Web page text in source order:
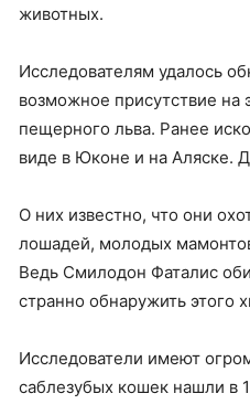
животных.
Исследователям удалось
возможное присутствие на
пещерного льва. Ранее
виде в Юконе и на Аляске.
О них известно, что они
лошадей, молодых
Ведь Смилодон Фаталис
странно обнаружить этого
Исследователи имеют
саблезубых кошек нашли в